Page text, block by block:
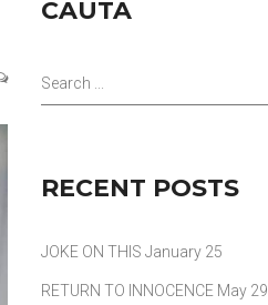
CAUTA
Search ...
RECENT POSTS
JOKE ON THIS January 25
RETURN TO INNOCENCE May 29